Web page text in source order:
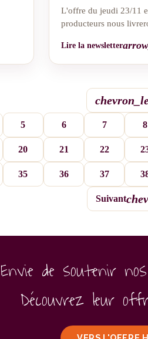
L'offre du jeudi 23/11
producteurs nous
Lire la newsletter
5 6 7 8
20 21 22
35 36 37
Suivant
Envie de soutenir
Découvrez leur